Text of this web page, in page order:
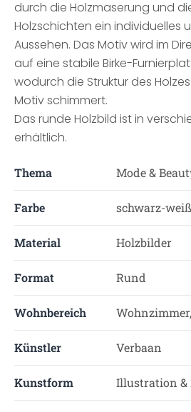
durch die Holzmaserung und
Holzschichten ein individuelles
Aussehen. Das Motiv wird im
auf eine stabile Birke-
wodurch die Struktur des
Motiv schimmert.
Das runde Holzbild ist in
erhältlich.
Thema Mode &
Farbe schwarz-weiß
Material Holzbilder
Format Rund
Wohnbereich
Künstler Verbaan
Kunstform Illustration &